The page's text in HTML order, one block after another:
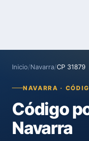
Inicio/Navarra/CP 31879
NAVARRA ·
Código
Navarra